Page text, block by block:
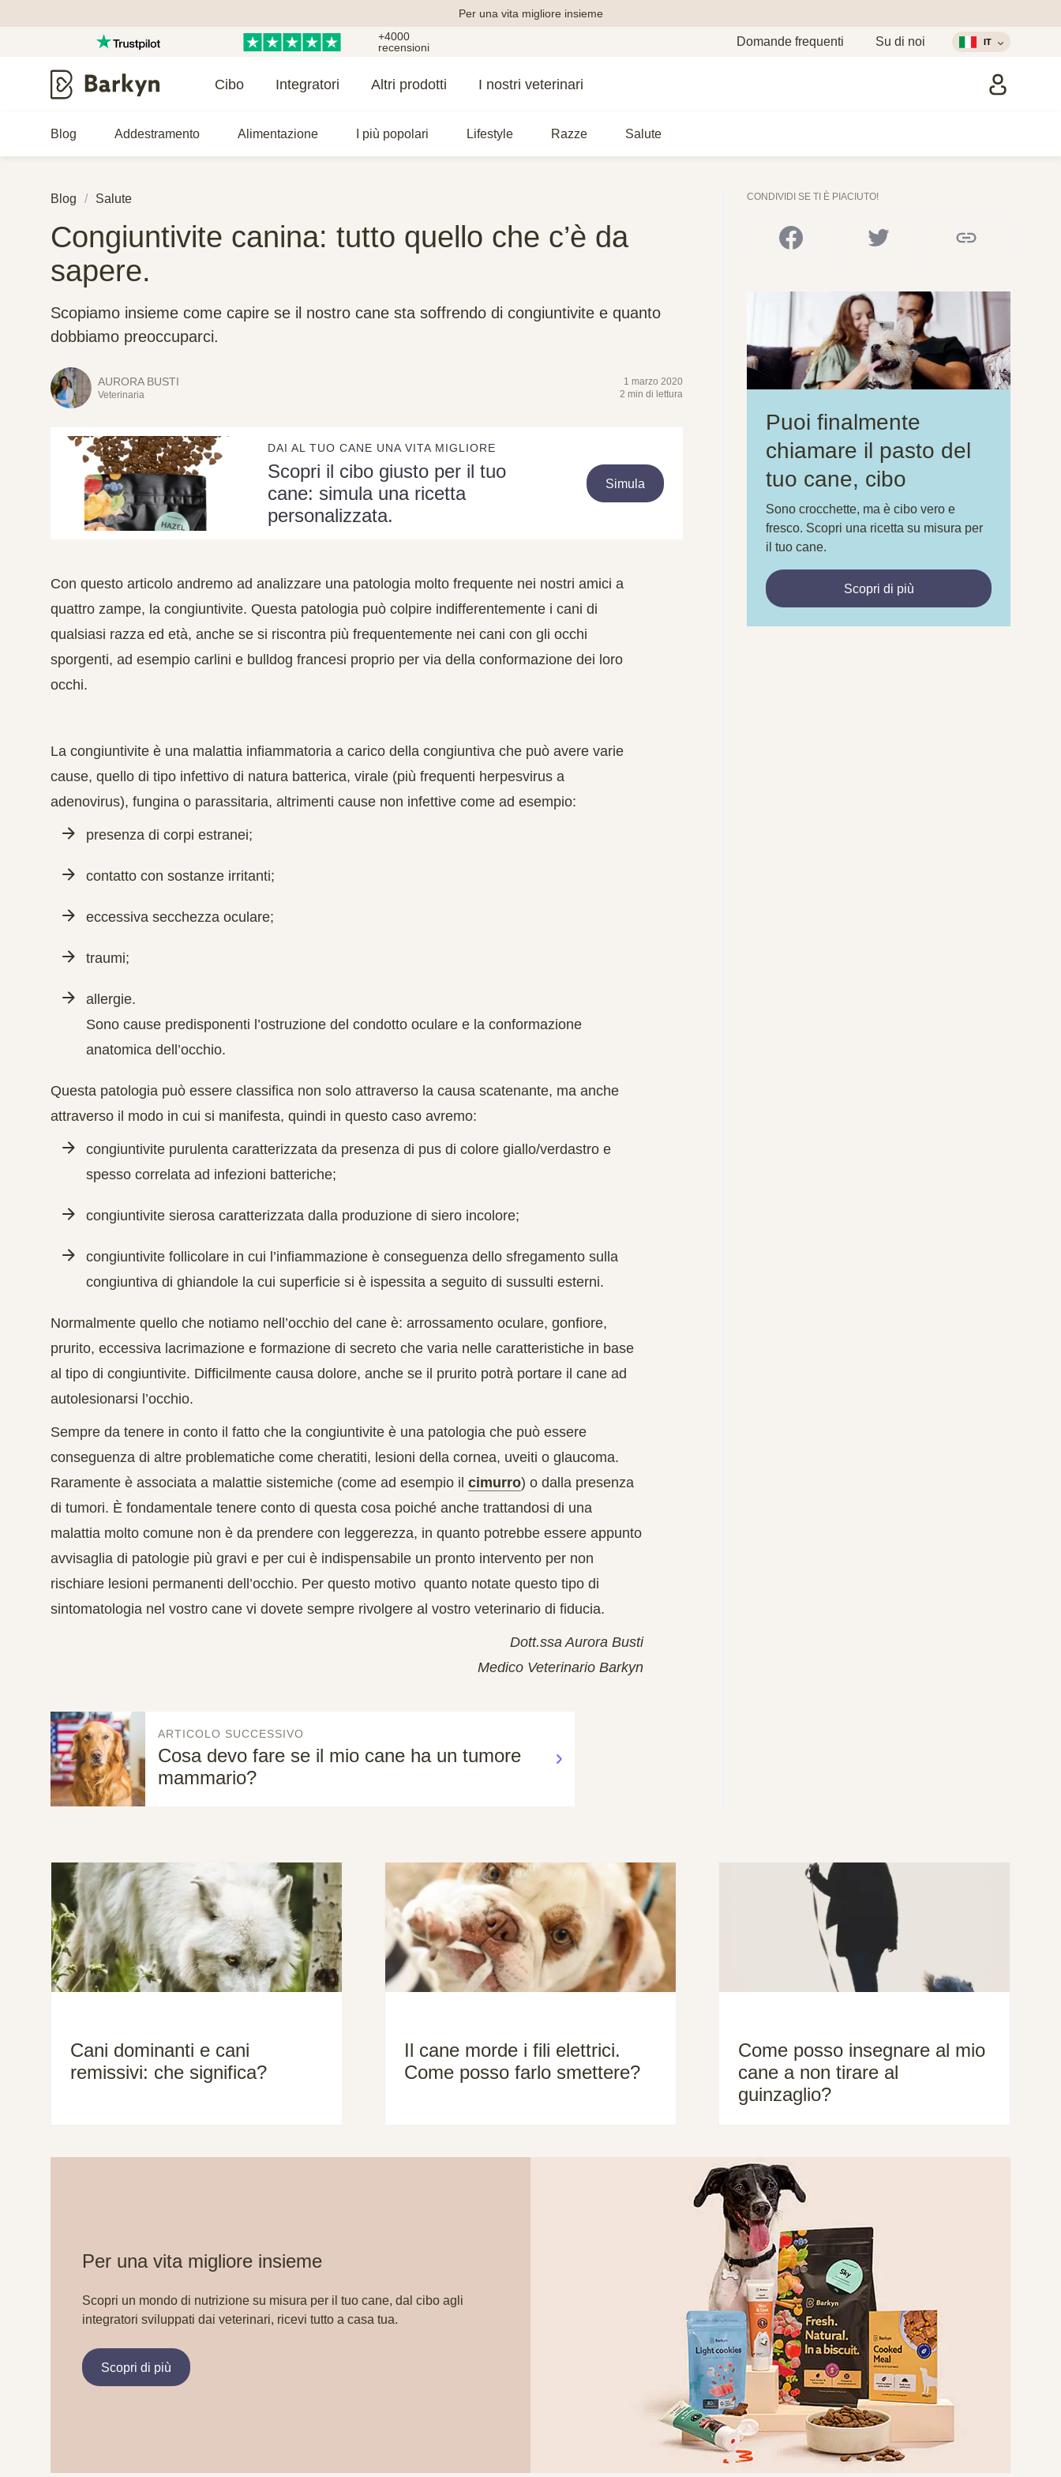
Per una vita migliore insieme
+4000
recensioni
Domande frequenti Su di noi IT
Cibo Integratori Altri prodotti I nostri veterinari
Blog Addestramento Alimentazione I più popolari Lifestyle Razze Salute
Blog Salute
Congiuntivite canina: tutto quello che c’è da
sapere.
Scopiamo insieme come capire se il nostro cane sta soffrendo di congiuntivite e quanto
dobbiamo preoccuparci.
AURORA BUSTI
Veterinaria
1 marzo 2020
2 min di lettura
DAI AL TUO CANE UNA VITA MIGLIORE
Scopri il cibo giusto per il tuo
cane: simula una ricetta
personalizzata.
Simula
Con questo articolo andremo ad analizzare una patologia molto frequente nei nostri amici a
quattro zampe, la congiuntivite. Questa patologia può colpire indifferentemente i cani di
qualsiasi razza ed età, anche se si riscontra più frequentemente nei cani con gli occhi
sporgenti, ad esempio carlini e bulldog francesi proprio per via della conformazione dei loro
occhi.
La congiuntivite è una malattia infiammatoria a carico della congiuntiva che può avere varie
cause, quello di tipo infettivo di natura batterica, virale (più frequenti herpesvirus a
adenovirus), fungina o parassitaria, altrimenti cause non infettive come ad esempio:
presenza di corpi estranei;
contatto con sostanze irritanti;
eccessiva secchezza oculare;
traumi;
allergie.
Sono cause predisponenti l’ostruzione del condotto oculare e la conformazione
anatomica dell’occhio.
Questa patologia può essere classifica non solo attraverso la causa scatenante, ma anche
attraverso il modo in cui si manifesta, quindi in questo caso avremo:
congiuntivite purulenta caratterizzata da presenza di pus di colore giallo/verdastro e
spesso correlata ad infezioni batteriche;
congiuntivite sierosa caratterizzata dalla produzione di siero incolore;
congiuntivite follicolare in cui l’infiammazione è conseguenza dello sfregamento sulla
congiuntiva di ghiandole la cui superficie si è ispessita a seguito di sussulti esterni.
Normalmente quello che notiamo nell’occhio del cane è: arrossamento oculare, gonfiore,
prurito, eccessiva lacrimazione e formazione di secreto che varia nelle caratteristiche in base
al tipo di congiuntivite. Difficilmente causa dolore, anche se il prurito potrà portare il cane ad
autolesionarsi l’occhio.
Sempre da tenere in conto il fatto che la congiuntivite è una patologia che può essere
conseguenza di altre problematiche come cheratiti, lesioni della cornea, uveiti o glaucoma.
Raramente è associata a malattie sistemiche (come ad esempio il cimurro) o dalla presenza
di tumori. È fondamentale tenere conto di questa cosa poiché anche trattandosi di una
malattia molto comune non è da prendere con leggerezza, in quanto potrebbe essere appunto
avvisaglia di patologie più gravi e per cui è indispensabile un pronto intervento per non
rischiare lesioni permanenti dell’occhio. Per questo motivo quanto notate questo tipo di
sintomatologia nel vostro cane vi dovete sempre rivolgere al vostro veterinario di fiducia.
Dott.ssa Aurora Busti
Medico Veterinario Barkyn
ARTICOLO SUCCESSIVO
Cosa devo fare se il mio cane ha un tumore
mammario?
CONDIVIDI SE TI È PIACIUTO!
Puoi finalmente
chiamare il pasto del
tuo cane, cibo
Sono crocchette, ma è cibo vero e
fresco. Scopri una ricetta su misura per
il tuo cane.
Scopri di più
Cani dominanti e cani
remissivi: che significa?
Il cane morde i fili elettrici.
Come posso farlo smettere?
Come posso insegnare al mio
cane a non tirare al
guinzaglio?
Per una vita migliore insieme
Scopri un mondo di nutrizione su misura per il tuo cane, dal cibo agli
integratori sviluppati dai veterinari, ricevi tutto a casa tua.
Scopri di più